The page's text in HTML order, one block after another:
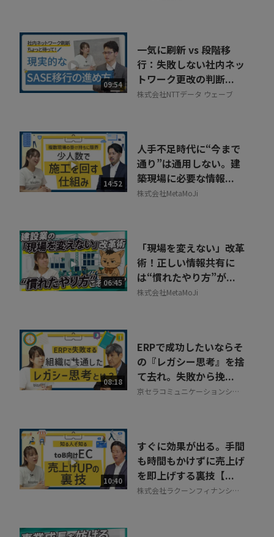
09:54
一気に刷新 vs 段階移
行：失敗しない社内ネッ
トワーク更改の判断...
株式会社NTTデータ ウェーブ
14:52
人手不足時代に“今まで
通り”は通用しない。建
築現場に必要な情報...
株式会社MetaMoJi
06:45
「現場を変えない」改革
術！正しい情報共有に
は“慣れたやり方”が...
株式会社MetaMoJi
08:18
ERPで成功したいならそ
の『レガシー思考』を捨
て去れ。失敗から挽...
京セラコミュニケーションシス
10:40
すぐに効果が出る。手間
も時間もかけずに売上げ
を即上げする裏技【...
株式会社ラクーンフィナンシャ